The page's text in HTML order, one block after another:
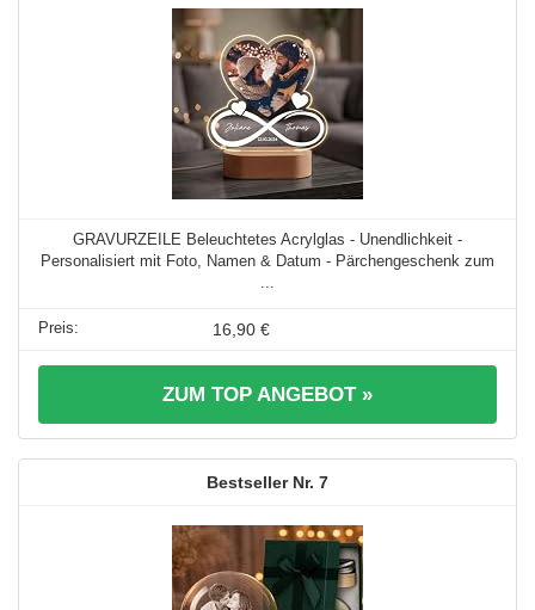
GRAVURZEILE Beleuchtetes Acrylglas - Unendlichkeit -
Personalisiert mit Foto, Namen & Datum - Pärchengeschenk zum
16,90 €
ZUM TOP ANGEBOT »
7